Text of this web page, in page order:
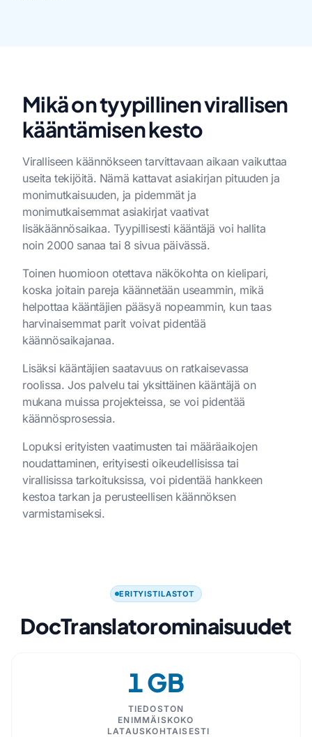
Mikä on tyypillinen virallisen
kääntämisen kesto
Viralliseen käännökseen tarvittavaan aikaan vaikuttaa
useita tekijöitä. Nämä kattavat asiakirjan pituuden ja
monimutkaisuuden, ja pidemmät ja
monimutkaisemmat asiakirjat vaativat
lisäkäännösaikaa. Tyypillisesti kääntäjä voi hallita
noin 2000 sanaa tai 8 sivua päivässä.
Toinen huomioon otettava näkökohta on kielipari,
koska joitain pareja käännetään useammin, mikä
helpottaa kääntäjien pääsyä nopeammin, kun taas
harvinaisemmat parit voivat pidentää
käännösaikajanaa.
Lisäksi kääntäjien saatavuus on ratkaisevassa
roolissa. Jos palvelu tai yksittäinen kääntäjä on
mukana muissa projekteissa, se voi pidentää
käännösprosessia.
Lopuksi erityisten vaatimusten tai määräaikojen
noudattaminen, erityisesti oikeudellisissa tai
virallisissa tarkoituksissa, voi pidentää hankkeen
kestoa tarkan ja perusteellisen käännöksen
varmistamiseksi.
ERITYISTILASTOT
DocTranslatorominaisuudet
1 GB
TIEDOSTON
ENIMMÄISKOKO
LATAUSKOHTAISESTI